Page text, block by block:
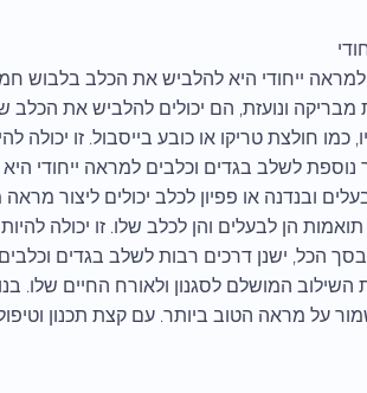
ייחודי היא להלביש את הכלב בלבוש
ונועזת, הם יכולים להלביש את
כמו חולצת טריקו או כובע בייסבול. זו יכולה
לשלב בגדים וכלבים למראה ייחודי
ובנדנה או פפיון לכלב יכולים ליצור מראה
הן לבעלים והן לכלב שלו. זו יכולה
הכל, ישנן דרכים רבות לשלב בגדים
המושלם לסגנון ולאורח החיים שלו.
על מראה הטוב ביותר. עם קצת תכנון